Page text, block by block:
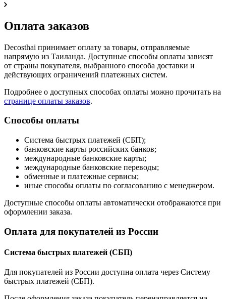
Оплата заказов
Decosthai принимает оплату за товары, отправляемые
напрямую из Таиланда. Доступные способы оплаты зависят
от страны покупателя, выбранного способа доставки и
действующих ограничений платежных систем.
Подробнее о доступных способах оплаты можно прочитать на
странице оплаты заказов.
Способы оплаты
Система быстрых платежей (СБП);
банковские карты российских банков;
международные банковские карты;
международные банковские переводы;
обменные и платежные сервисы;
иные способы оплаты по согласованию с менеджером.
Доступные способы оплаты автоматически отображаются при
оформлении заказа.
Оплата для покупателей из России
Система быстрых платежей (СБП)
Для покупателей из России доступна оплата через Систему
быстрых платежей (СБП).